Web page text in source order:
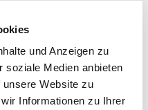
und Anzeigen zu
soziale Medien anbieten
Website zu
Informationen zu Ihrer